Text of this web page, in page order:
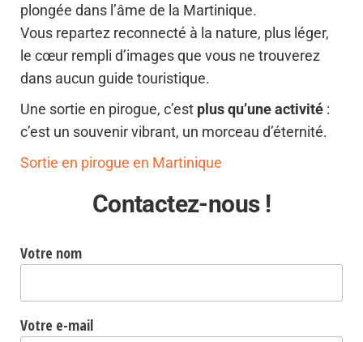
plongée dans l’âme de la Martinique.
Vous repartez reconnecté à la nature, plus léger,
le cœur rempli d’images que vous ne trouverez
dans aucun guide touristique.
Une sortie en pirogue, c’est plus qu’une activité :
c’est un souvenir vibrant, un morceau d’éternité.
Sortie en pirogue en Martinique
Contactez-nous !
Votre nom
Votre e-mail